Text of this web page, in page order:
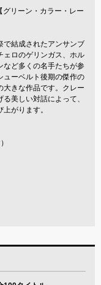
グリーン・カラー・レー
で結成されたアンサンブ
ェロのゲリンガス、ホル
など多くの名手たちが参
ューベルト後期の傑作の
大きな作品です。クレー
美しい対話によって、
がります。